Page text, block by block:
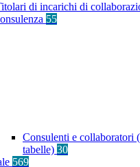
di incarichi di
55
Consulenti e collaboratori
tabelle) 30
569